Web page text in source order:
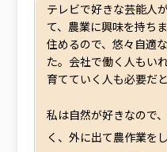
テレビで好きな芸能人
て、農業に興味を持ち
住めるので、悠々自適
た。会社で働く人もい
育てていく人も必要だと
私は自然が好きなので
く、外に出て農作業を